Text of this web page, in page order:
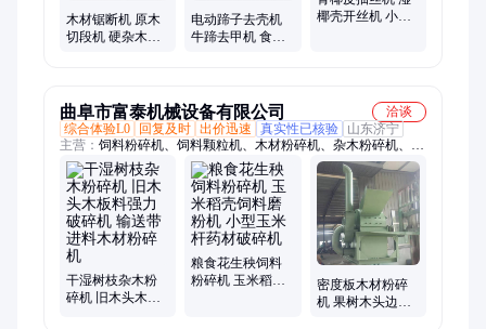
木材锯断机 原木
切段机 硬杂木锯
电动蹄子去壳机
牛蹄去甲机 食堂
椰壳开丝机 小产
曲阜市富泰机械设备有限公司
洽谈
综合体验L0
回复及时 出价迅速 真实性已核验
山东济宁
主营： 饲料粉碎机、饲料颗粒机、木材粉碎机、杂木粉碎机、饲
料膨化机、高湿半湿物料粉碎机、微耕机、除草机、饲料搅拌
机、制糁机、碾米机、挤扁机
干湿树枝杂木粉
碎机 旧木头木板
粮食花生秧饲料
粉碎机 玉米稻壳
密度板木材粉碎
机 果树木头边料